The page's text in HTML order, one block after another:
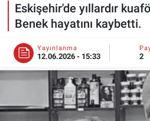
Eskişehir'de yıllardır
Benek hayatını kaybetti.
Yayınlanma
12.06.2026 - 15:33 2
MAGAZİN
KADIN
TEKNOLOJİ
YEMEK
Süper Lig Puan Durumu
Tüm Manşetler
Son Dakika Haberleri
Haber Arşivi